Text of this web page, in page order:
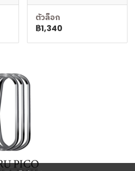
ตัวล็อก
฿1,340